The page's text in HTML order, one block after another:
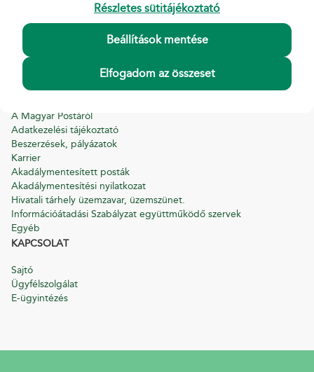
Részletes sütitájékoztató
Beállítások mentése
Elfogadom az összeset
Nyomtatványminták
Pénzmosás-megelőzés
Pénzforgalmi, pénzügyi panaszkezelési szabályzat
INFORMÁCIÓ
A Magyar Postáról
Adatkezelési tájékoztató
Beszerzések, pályázatok
Karrier
Akadálymentesített posták
Akadálymentesítési nyilatkozat
Hivatali tárhely üzemzavar, üzemszünet.
Információátadási Szabályzat együttműködő szervek
Egyéb
KAPCSOLAT
Sajtó
Ügyfélszolgálat
E-ügyintézés